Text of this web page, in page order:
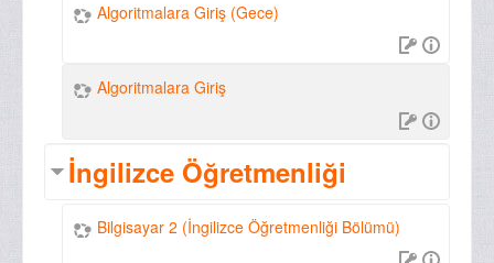
Algoritmalara Giriş (Gece)
Algoritmalara Giriş
İngilizce Öğretmenliği
Bilgisayar 2 (İngilizce Öğretmenliği Bölümü)